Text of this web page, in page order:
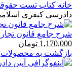
خانه کتاب تست
دادرسی کیفری
شرح جامع قانون
قیمت
اصلی
1,300,000 تومان
1,170,000 تومان
فعلی
بازگشت به محصولات